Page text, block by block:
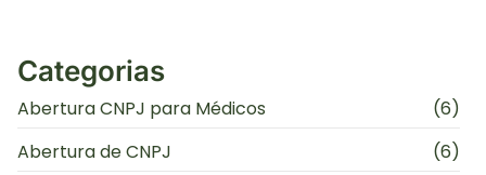
Categorias
Abertura CNPJ para Médicos
(6)
Abertura de CNPJ
(6)